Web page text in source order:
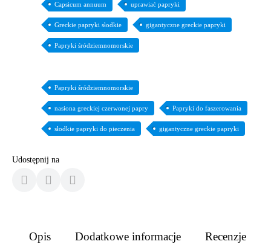
Capsicum annuum uprawiać papryki
Greckie papryki słodkie gigantyczne greckie papryki
Papryki śródziemnomorskie
Papryki śródziemnomorskie
nasiona greckiej czerwonej papry Papryki do faszerowania
słodkie papryki do pieczenia gigantyczne greckie papryki
Udostępnij na
Opis Dodatkowe informacje Recenzje